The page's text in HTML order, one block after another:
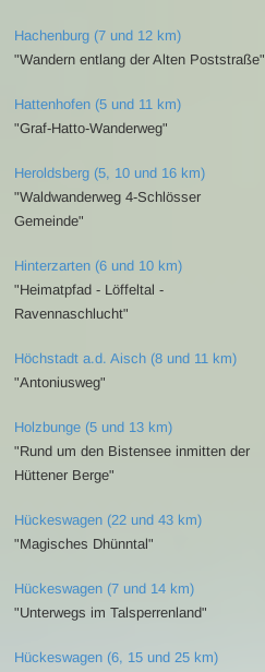
Hachenburg (7 und 12 km)
"Wandern entlang der Alten Poststraße"
Hattenhofen (5 und 11 km)
"Graf-Hatto-Wanderweg"
Heroldsberg (5, 10 und 16 km)
"Waldwanderweg 4-Schlösser
Gemeinde"
Hinterzarten (6 und 10 km)
"Heimatpfad - Löffeltal -
Ravennaschlucht"
Höchstadt a.d. Aisch (8 und 11 km)
"Antoniusweg"
Holzbunge (5 und 13 km)
"Rund um den Bistensee inmitten der
Hüttener Berge"
Hückeswagen (22 und 43 km)
"Magisches Dhünntal"
Hückeswagen (7 und 14 km)
"Unterwegs im Talsperrenland"
Hückeswagen (6, 15 und 25 km)